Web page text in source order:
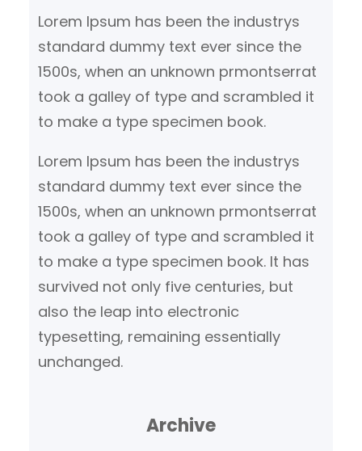
Lorem Ipsum has been the industrys
standard dummy text ever since the
1500s, when an unknown prmontserrat
took a galley of type and scrambled it
to make a type specimen book.
Lorem Ipsum has been the industrys
standard dummy text ever since the
1500s, when an unknown prmontserrat
took a galley of type and scrambled it
to make a type specimen book. It has
survived not only five centuries, but
also the leap into electronic
typesetting, remaining essentially
unchanged.
Archive